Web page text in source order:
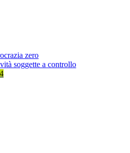
zero
soggette a controllo
4